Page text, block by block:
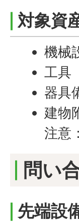
対象資
機械
工具
器具
建物
注意
問い
先端設